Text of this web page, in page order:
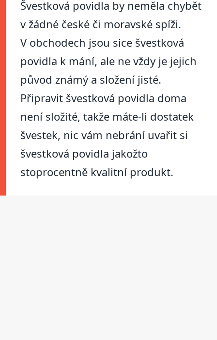
Švestková povidla by neměla chybět
v žádné české či moravské spíži.
V obchodech jsou sice švestková
povidla k mání, ale ne vždy je jejich
původ známý a složení jisté.
Připravit švestková povidla doma
není složité, takže máte-li dostatek
švestek, nic vám nebrání uvařit si
švestková povidla jakožto
stoprocentně kvalitní produkt.